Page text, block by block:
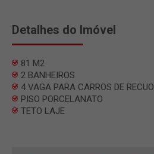
Detalhes do Imóvel
81 M2
2 BANHEIROS
4 VAGA PARA CARROS DE RECUO
PISO PORCELANATO
TETO LAJE